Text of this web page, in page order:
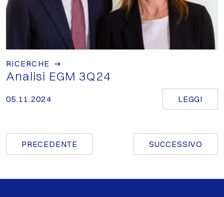
RICERCHE
Analisi EGM 3Q24
05.11.2024 LEGGI
PRECEDENTE SUCCESSIVO